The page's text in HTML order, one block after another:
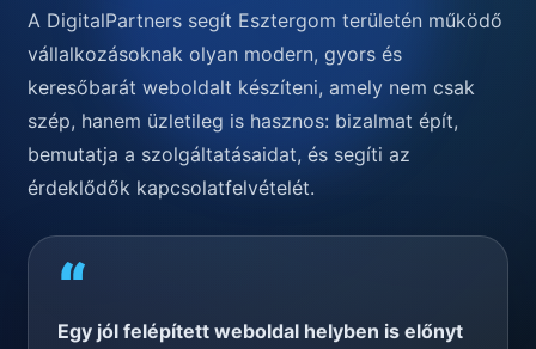
A DigitalPartners segít Esztergom területén működő
vállalkozásoknak olyan modern, gyors és
keresőbarát weboldalt készíteni, amely nem csak
szép, hanem üzletileg is hasznos: bizalmat épít,
bemutatja a szolgáltatásaidat, és segíti az
érdeklődők kapcsolatfelvételét.
“
Egy jól felépített weboldal helyben is előnyt